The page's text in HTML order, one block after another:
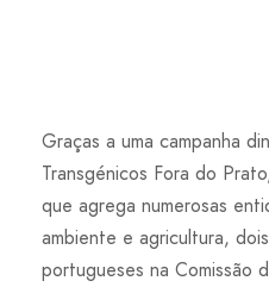
Graças a uma campanha
Transgénicos Fora do
que agrega numerosas
ambiente e agricultura,
portugueses na Comissão